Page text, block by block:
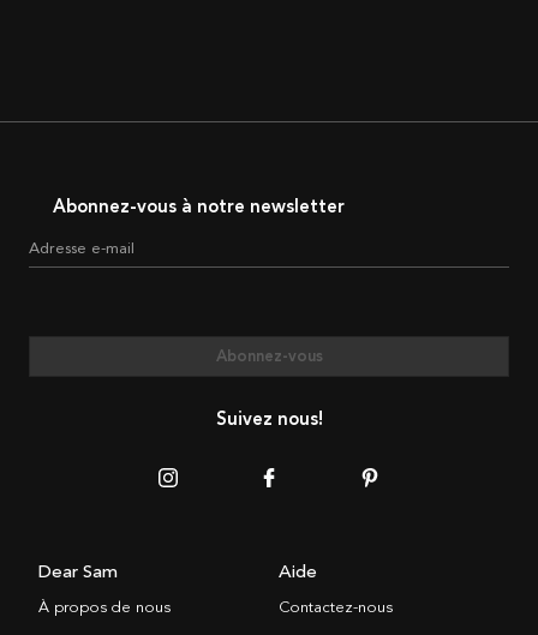
Abonnez-vous à notre newsletter
Adresse e-mail
Abonnez-vous
Suivez nous!
Dear Sam
À propos de nous
Aide
Contactez-nous